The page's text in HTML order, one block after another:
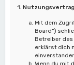
1. Nutzungsvertrag
Mit dem
Board“)
Betreiber des
erklärst dich
Wenn du mit